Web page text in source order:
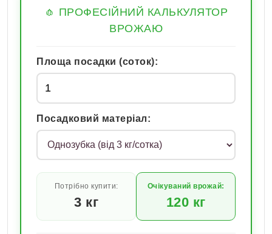
🧄 ПРОФЕСІЙНИЙ КАЛЬКУЛЯТОР
ВРОЖАЮ
Площа посадки (соток):
Посадковий матеріал:
Потрібно купити:
3 кг
Очікуваний врожай:
120 кг